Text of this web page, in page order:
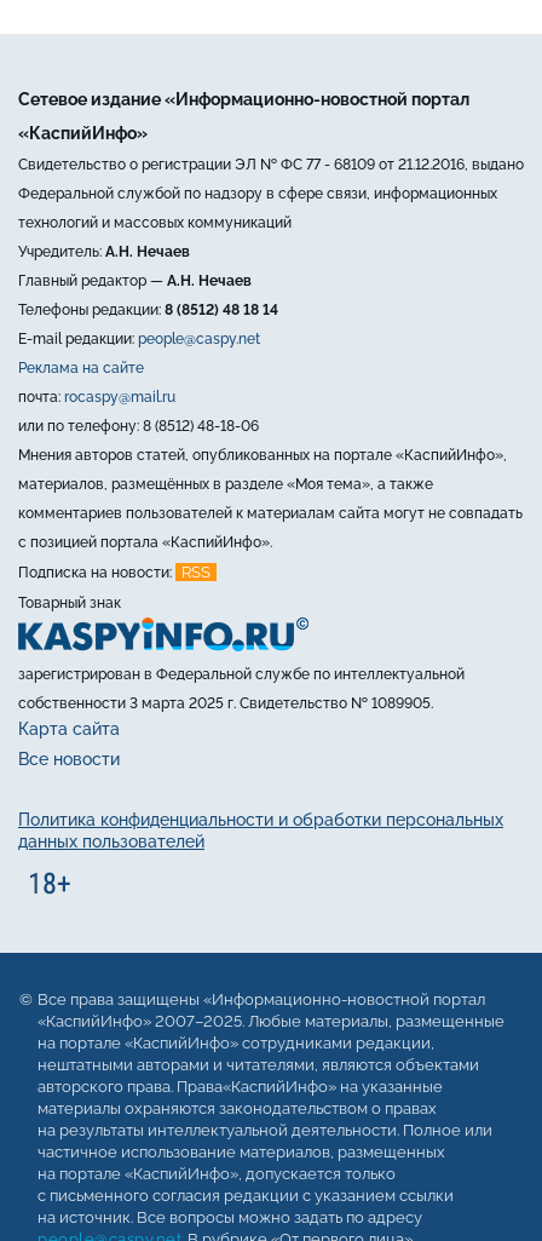
Сетевое издание «Информационно-новостной портал
«КаспийИнфо»
Свидетельство о регистрации ЭЛ № ФС 77 - 68109 от 21.12.2016, выдано
Федеральной службой по надзору в сфере связи, информационных
технологий и массовых коммуникаций
Учредитель: А.Н. Нечаев
Главный редактор — А.Н. Нечаев
Телефоны редакции: 8 (8512) 48 18 14
E-mail редакции: people@caspy.net
Реклама на сайте
почта: rocaspy@mail.ru
или по телефону: 8 (8512) 48-18-06
Мнения авторов статей, опубликованных на портале «КаспийИнфо»,
материалов, размещённых в разделе «Моя тема», а также
комментариев пользователей к материалам сайта могут не совпадать
с позицией портала «КаспийИнфо».
Подписка на новости:
RSS
Товарный знак
зарегистрирован в Федеральной службе по интеллектуальной
собственности 3 марта 2025 г. Свидетельство № 1089905.
Карта сайта
Все новости
Политика конфиденциальности и обработки персональных
данных пользователей
Все права защищены «Информационно-новостной портал
«КаспийИнфо» 2007–2025. Любые материалы, размещенные
на портале «КаспийИнфо» сотрудниками редакции,
нештатными авторами и читателями, являются объектами
авторского права. Права«КаспийИнфо» на указанные
материалы охраняются законодательством о правах
на результаты интеллектуальной деятельности. Полное или
частичное использование материалов, размещенных
на портале «КаспийИнфо», допускается только
с письменного согласия редакции с указанием ссылки
на источник. Все вопросы можно задать по адресу